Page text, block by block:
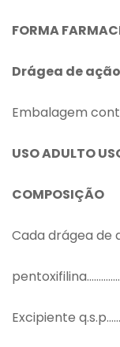
FORMA
Drágea de
Embalagem
USO ADULTO
COMPOSIÇÃO
Cada drágea de
Excipiente